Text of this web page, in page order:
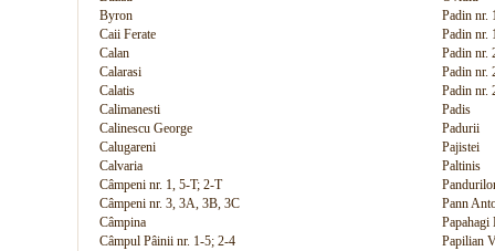
Byron
Padin nr.
Caii Ferate
Padin nr.
Calan
Padin nr.
Calarasi
Padin nr.
Calatis
Padin nr.
Calimanesti
Padis
Calinescu George
Padurii
Calugareni
Pajistei
Calvaria
Paltinis
Câmpeni nr. 1, 5-T; 2-T
Câmpeni nr. 3, 3A, 3B, 3C
Pann
Câmpina
Papahagi
Câmpul Pâinii nr. 1-5; 2-4
Papilian